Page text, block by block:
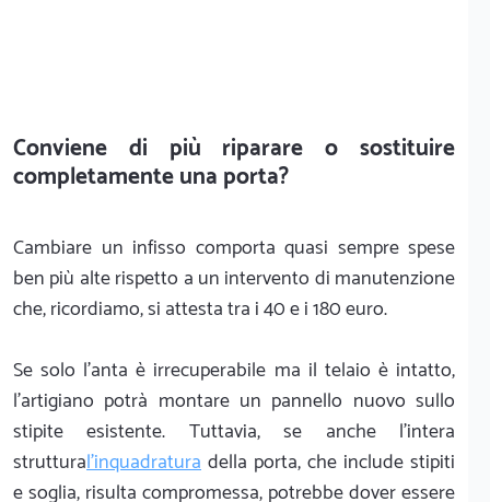
Conviene di più riparare o sostituire
completamente una porta?
Cambiare un infisso comporta quasi sempre spese
ben più alte rispetto a un intervento di manutenzione
che, ricordiamo, si attesta tra i 40 e i 180 euro.
Se solo l'anta è irrecuperabile ma il telaio è intatto,
l'artigiano potrà montare un pannello nuovo sullo
stipite esistente. Tuttavia, se anche l'intera
struttural'inquadratura della porta, che include stipiti
e soglia, risulta compromessa, potrebbe dover essere